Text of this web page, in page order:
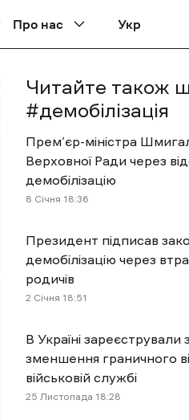
Про нас Укр
Читайте також
#демобілізація
Прем’єр-міністра
Верховної Ради через
демобілізацію
8 Січня 18:36
Президент підписав
демобілізацію через
родичів
2 Січня 18:51
В Україні
зменшення граничного
військовій службі
25 Листопада 18:28